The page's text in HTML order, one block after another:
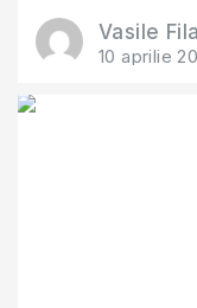
Vasile
10 aprilie